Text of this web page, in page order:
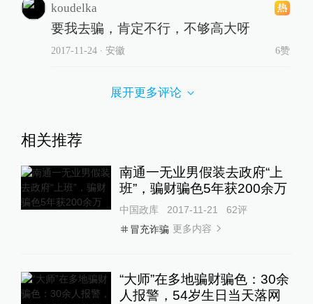
koudelka
要我去骗，肯定不行，不够高大呀
2017-11-24∙ 安徽 6赞
展开更多评论
相关推荐
南通一无业男假装去政府“上
班”，骗财骗色5年获200余万
中国政库 2017-11-21 62评
冒充诈骗 更多内容
“大师”在多地骗财骗色：30余
人报警，54岁生日当天落网